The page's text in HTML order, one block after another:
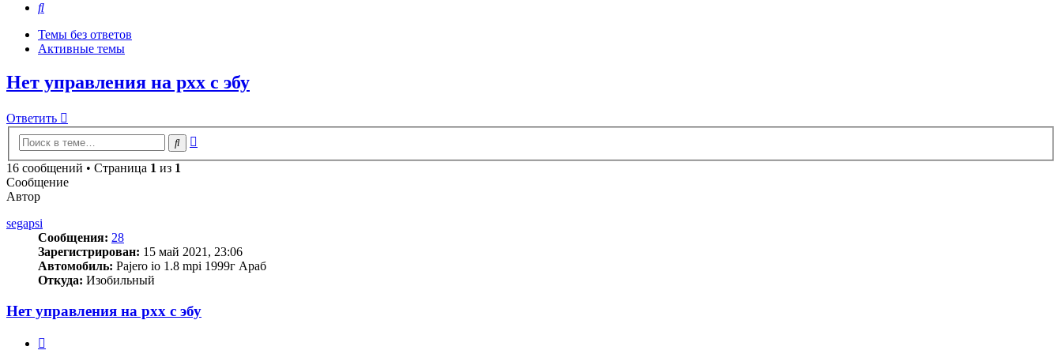
Поиск
Темы без ответов
Активные темы
Нет управления на рхх с эбу
Ответить
Поиск
16 сообщений • Страница 1 из 1
Сообщение
Автор
segapsi
Сообщения: 28
Зарегистрирован: 15 май 2021, 23:06
Автомобиль: Pajero io 1.8 mpi 1999г Араб
Откуда: Изобильный
Нет управления на рхх с эбу